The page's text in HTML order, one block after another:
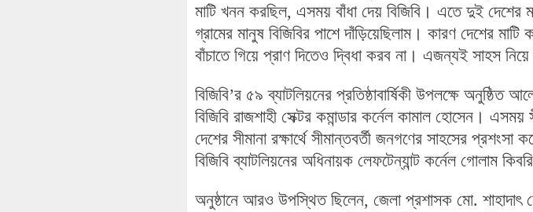
মাটি খনন করছিল, এসময় বাঁধা দেয় বিজিবি। এতে দুই
গ্রামের মানুষ বিজিবির পাশে দাঁড়িয়েছিলাম। কারণ দেশের
বাঁচাতে গিয়ে প্রাণ দিতেও দ্বিধা করব না। এজন্যই সাহস
বিজিবি’র ৫৯ ব্যাটলিয়নের প্রতিষ্ঠাবার্ষিকী উপলক্ষে
বিজিবি রাজশাহী সেক্টর কমান্ডার কর্নেল কামাল হোসেন।
দেশের সীমানা রক্ষার্থে সীমান্তবর্তী জনগণের সাহসের
বিজিবি ব্যাটলিয়নের অধিনায়ক লেফটেন্যান্ট কর্নেল গোলাম
অনুষ্ঠানে আরও উপস্থিত ছিলেন, জেলা প্রশাসক মো. শাহাদাৎ